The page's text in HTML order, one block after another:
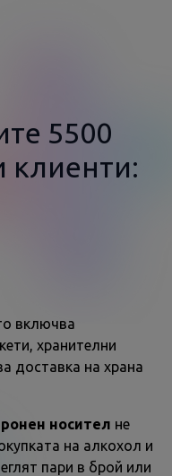
5500
клиенти:
включва
хранителни
доставка на храна
носител не
на алкохол и
пари в брой или